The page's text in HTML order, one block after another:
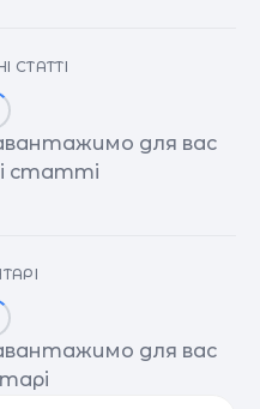
СТАТТІ
для вас
статті
для вас